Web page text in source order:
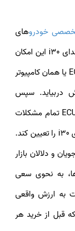
خودروهای
هیوندای i30، تست دیاگ است. دیاگ هیوندای i30 این امکان
را فراهم می‌سازد که اطلاعات سنسورهای ECU یا همان کامپیوتر
دربیاید. سپس
کارشناس می‌تواند با بهره‌گیری از داده‌های ECU تمام مشکلات
فنی و البته کارکرد واقعی خودروهای هیوندای i30 را تعیین کند.
و دلالان بازار
به نحوی سعی
به ارزش واقعی
قبل از خرید هر